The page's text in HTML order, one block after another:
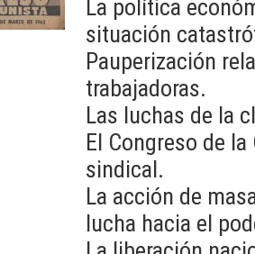
La política
situación
Pauperización
trabajadoras.
Las luchas de la
El Congreso de
sindical.
La acción de
lucha hacia el